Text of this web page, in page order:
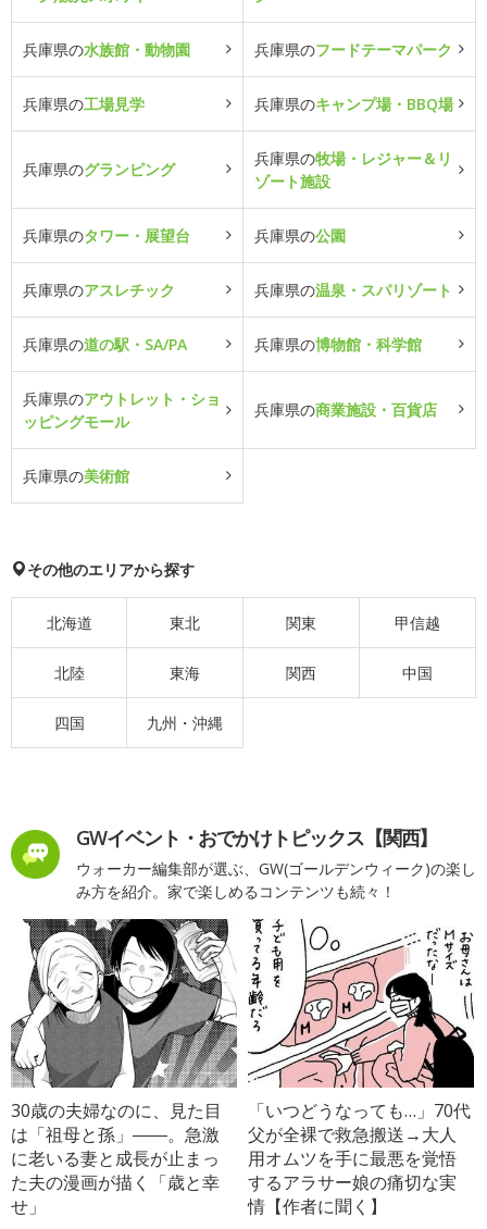
兵庫県の水族館・動物園 兵庫県のフードテーマパーク
兵庫県の工場見学 兵庫県のキャンプ場・BBQ場
兵庫県のグランピング
兵庫県の牧場・レジャー＆リ
ゾート施設
兵庫県のタワー・展望台 兵庫県の公園
兵庫県のアスレチック 兵庫県の温泉・スパリゾート
兵庫県の道の駅・SA/PA 兵庫県の博物館・科学館
兵庫県のアウトレット・ショ
ッピングモール
兵庫県の商業施設・百貨店
兵庫県の美術館
その他のエリアから探す
北海道 東北 関東 甲信越
北陸 東海 関西 中国
四国 九州・沖縄
GWイベント・おでかけトピックス【関西】
ウォーカー編集部が選ぶ、GW(ゴールデンウィーク)の楽し
み方を紹介。家で楽しめるコンテンツも続々！
30歳の夫婦なのに、見た目
は「祖母と孫」――。急激
に老いる妻と成長が止まっ
た夫の漫画が描く「歳と幸
せ」
「いつどうなっても…」70代
父が全裸で救急搬送→大人
用オムツを手に最悪を覚悟
するアラサー娘の痛切な実
情【作者に聞く】